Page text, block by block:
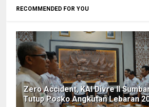
RECOMMENDED FOR YOU
Zero Accident, KAI Divre II
Tutup Posko Angkutan Lebaran